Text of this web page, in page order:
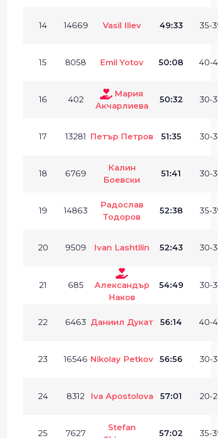
14 14669 Vasil Iliev 49:33 35-
15 8058 Emil Yotov 50:08 40-
16 402
Мария
Акчарлиева
50:32 30-
17 13281 Петър Петров 51:35 30-
18 6769
Калин
Боевски
51:41 30-
19 14863
Радослав
Тодоров
52:38 35-
20 9509 Ivan Lashtilin 52:43 30-
21 685
Александър
Наков
54:49 30-
22 6463 Даниил Дукат 56:14 40-
23 16546 Nikolay Petkov 56:56 30-
24 8312 Iva Apostolova 57:01 20-
25 7627
Stefan
57:02 35-